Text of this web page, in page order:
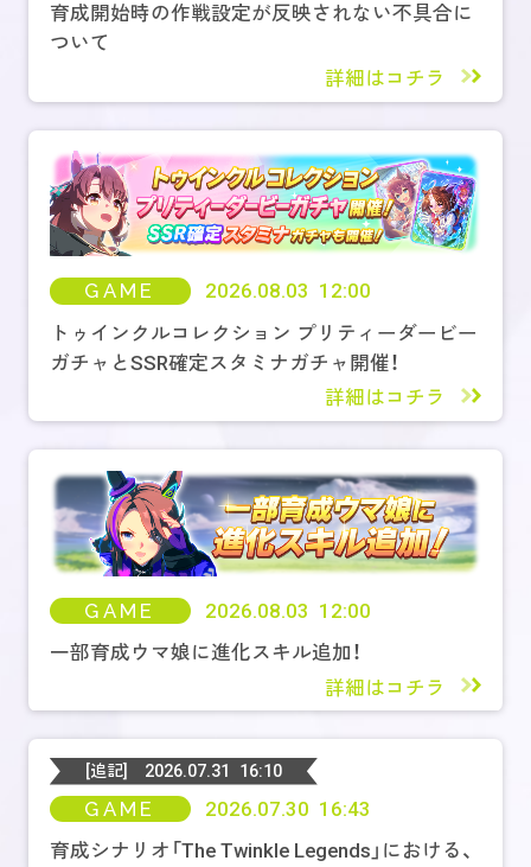
育成開始時の作戦設定が反映されない不具合に
ついて
詳細はコチラ
GAME
2026.08.03 12:00
トゥインクルコレクション プリティーダービー
ガチャとSSR確定スタミナガチャ開催！
詳細はコチラ
GAME
2026.08.03 12:00
一部育成ウマ娘に進化スキル追加！
詳細はコチラ
[追記] 2026.07.31 16:10
GAME
2026.07.30 16:43
育成シナリオ「The Twinkle Legends」における、